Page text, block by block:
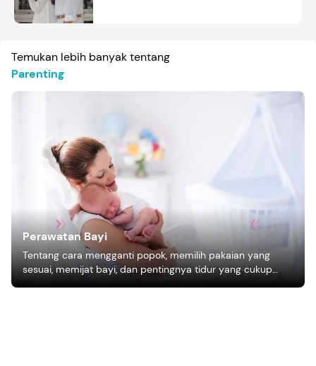
Temukan lebih banyak tentang
Parenting
Perawatan Bayi
Tentang cara mengganti popok, memilih pakaian yang
sesuai, memijat bayi, dan pentingnya tidur yang cukup
bagi pertumbuhan bayi.